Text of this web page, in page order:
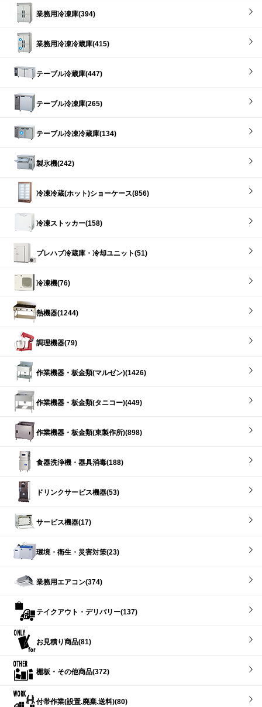
業務用冷凍庫(394)
業務用冷凍冷蔵庫(415)
テーブル冷蔵庫(447)
テーブル冷凍庫(265)
テーブル冷凍冷蔵庫(134)
製氷機(242)
冷凍冷蔵(ホット)ショーケース(856)
冷凍ストッカー(158)
プレハブ冷蔵庫・冷却ユニット(51)
冷凍機(76)
熱機器(1244)
調理機器(79)
作業機器・板金類(マルゼン)(1426)
作業機器・板金類(タニコー)(449)
作業機器・板金類(東製作所)(898)
食器洗浄機・器具消毒(188)
ドリンクサービス機器(53)
サービス機器(17)
環境・衛生・災害対策(23)
業務用エアコン(374)
テイクアウト・デリバリー(137)
お見積り商品(81)
棚板・その他商品(372)
付帯作業(設置.廃棄.送料)(80)